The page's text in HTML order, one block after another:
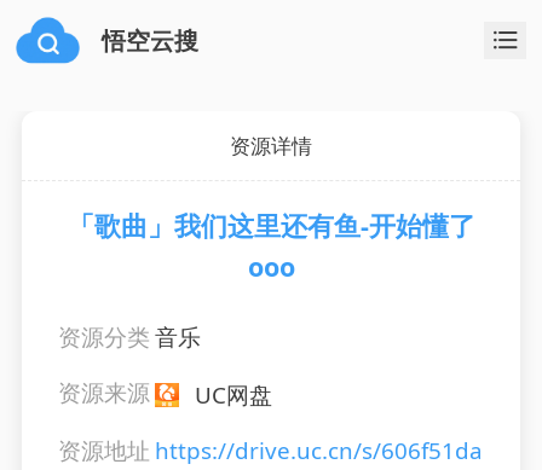
悟空云搜
资源详情
「歌曲」我们这里还有鱼-开始懂了
ooo
资源分类音乐
资源来源
UC网盘
资源地址 https://drive.uc.cn/s/606f51da